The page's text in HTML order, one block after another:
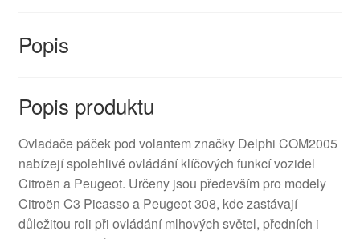
Popis
Popis produktu
Ovladače páček pod volantem značky Delphi COM2005
nabízejí spolehlivé ovládání klíčových funkcí vozidel
Citroën a Peugeot. Určeny jsou především pro modely
Citroën C3 Picasso a Peugeot 308, kde zastávají
důležitou roli při ovládání mlhových světel, předních i